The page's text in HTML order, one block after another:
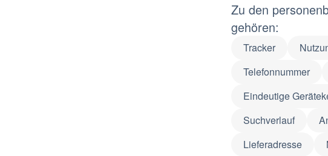
Zu den
gehören:
Tracker
Telefonnummer
Eindeutige
Suchverlauf
Lieferadresse